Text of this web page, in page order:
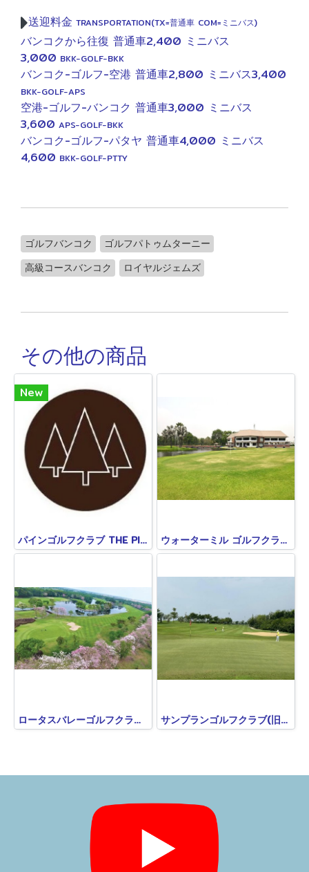
送迎料金 TRANSPORTATION(TX=普通車 COM=ミニバス)
バンコクから往復 普通車2,400 ミニバス
3,000 BKK-GOLF-BKK
バンコク-ゴルフ-空港 普通車2,800 ミニバス3,400
BKK-GOLF-APS
空港-ゴルフ-バンコク 普通車3,000 ミニバス
3,600 APS-GOLF-BKK
バンコク-ゴルフ-パタヤ 普通車4,000 ミニバス
4,600 BKK-GOLF-PTTY
ゴルフバンコク
ゴルフパトゥムターニー
高級コースバンコク
ロイヤルジェムズ
その他の商品
New
パインゴルフクラブ THE PINE GOLF CLUB ウォーターミル ゴルフクラブ＆スポーツ WATERMILL GOLF CLUB & SPORT
ロータスバレーゴルフクラブ LOTUS VALLEY GOLF CLUB サンプランゴルフクラブ(旧ローズガーデンゴルフ)SAMPRAN GOLF CLUB(ROSE GARDEN GOLF)